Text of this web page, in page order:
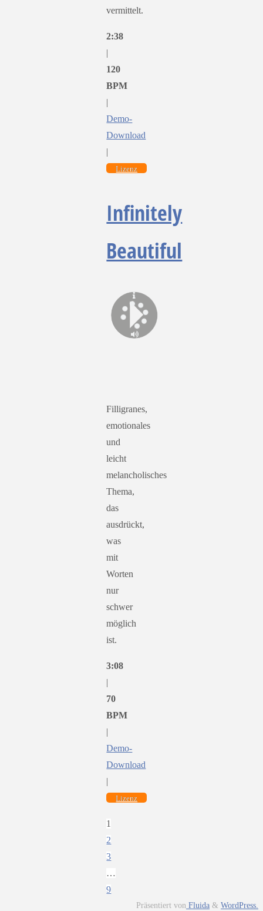
vermittelt.
2:38
|
120
BPM
|
Demo-
Download
|
Lizenz
Infinitely
Beautiful
Filligranes,
emotionales
und
leicht
melancholisches
Thema,
das
ausdrückt,
was
mit
Worten
nur
schwer
möglich
ist.
3:08
70
BPM
Demo-
Download
Lizenz
1
2
3
…
9
Präsentiert von Fluida & WordPress.